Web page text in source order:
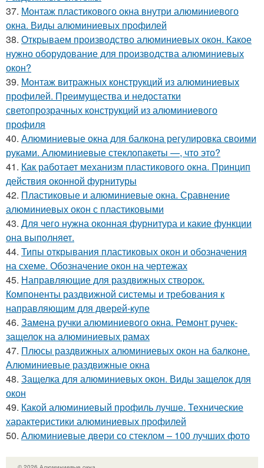
37. Монтаж пластикового окна внутри алюминиевого
окна. Виды алюминиевых профилей
38. Открываем производство алюминиевых окон. Какое
нужно оборудование для производства алюминиевых
окон?
39. Монтаж витражных конструкций из алюминиевых
профилей. Преимущества и недостатки
светопрозрачных конструкций из алюминиевого
профиля
40. Алюминиевые окна для балкона регулировка своими
руками. Алюминиевые стеклопакеты —, что это?
41. Как работает механизм пластикового окна. Принцип
действия оконной фурнитуры
42. Пластиковые и алюминиевые окна. Сравнение
алюминиевых окон с пластиковыми
43. Для чего нужна оконная фурнитура и какие функции
она выполняет.
44. Типы открывания пластиковых окон и обозначения
на схеме. Обозначение окон на чертежах
45. Направляющие для раздвижных створок.
Компоненты раздвижной системы и требования к
направляющим для дверей-купе
46. Замена ручки алюминиевого окна. Ремонт ручек-
защелок на алюминиевых рамах
47. Плюсы раздвижных алюминиевых окон на балконе.
Алюминиевые раздвижные окна
48. Защелка для алюминиевых окон. Виды защелок для
окон
49. Какой алюминиевый профиль лучше. Технические
характеристики алюминиевых профилей
50. Алюминиевые двери со стеклом – 100 лучших фото